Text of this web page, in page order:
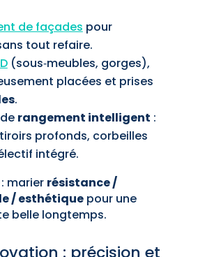
de façades pour
tout refaire.
(sous‑meubles, gorges),
placées et prises
.
rangement intelligent :
profonds, corbeilles
intégré.
marier résistance /
/ esthétiquepour une
belle longtemps.
: précision et